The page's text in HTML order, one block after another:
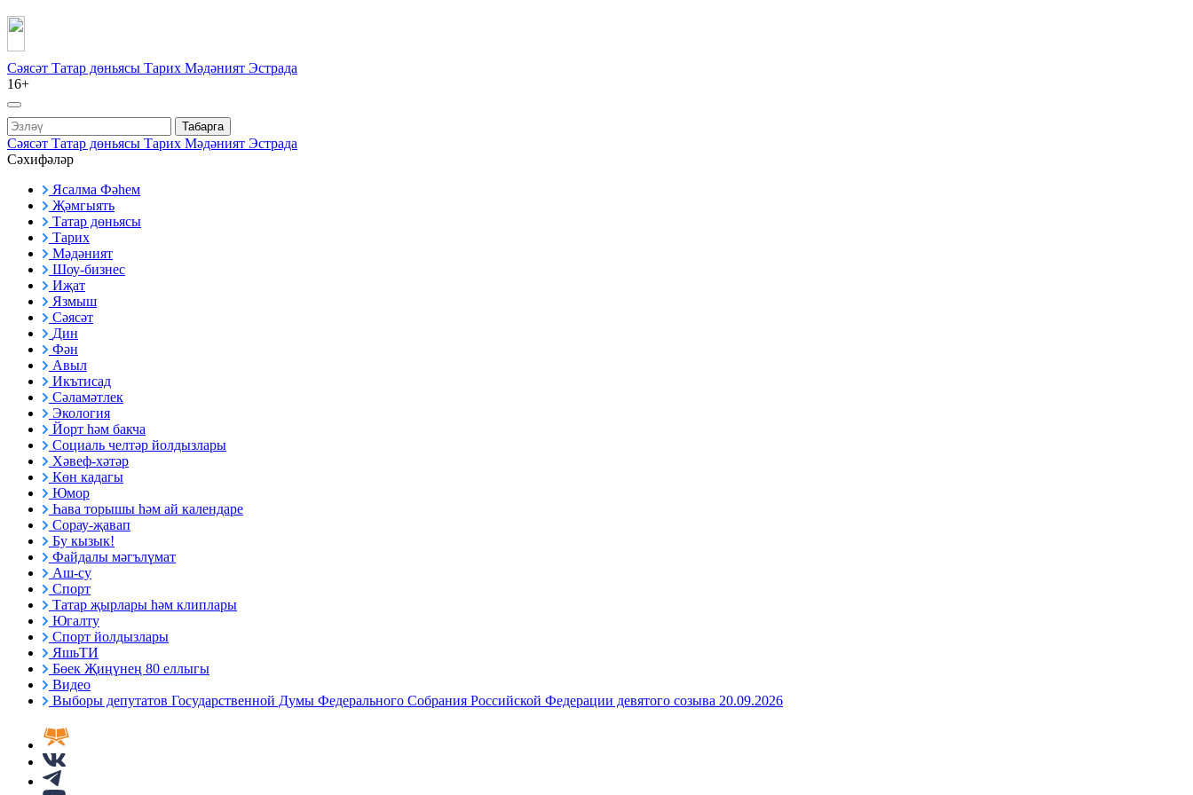
Сәясәт Татар дөньясы Тарих Мәдәният Эстрада
16+
Табарга
Сәясәт Татар дөньясы Тарих Мәдәният Эстрада
Сәхифәләр
Ясалма Фәһем
Җәмгыять
Татар дөньясы
Тарих
Мәдәният
Шоу-бизнес
Иҗат
Язмыш
Сәясәт
Дин
Фән
Авыл
Икътисад
Сәламәтлек
Экология
Йорт һәм бакча
Социаль челтәр йолдызлары
Хәвеф-хәтәр
Көн кадагы
Юмор
Һава торышы һәм ай календаре
Сорау-җавап
Бу кызык!
Файдалы мәгълүмат
Аш-су
Спорт
Татар җырлары һәм клиплары
Югалту
Спорт йолдызлары
ЯшьТИ
Бөек Җиңүнең 80 еллыгы
Видео
Выборы депутатов Государственной Думы Федерального Собрания Российской Федерации девятого созыва 20.09.2026